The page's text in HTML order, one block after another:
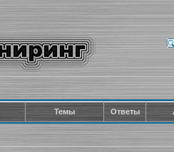
Темы Ответы